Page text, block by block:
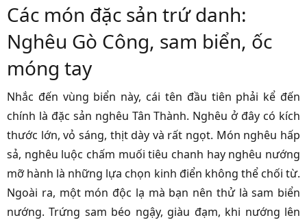
Các món đặc sản trứ danh:
Nghêu Gò Công, sam biển, ốc
móng tay
Nhắc đến vùng biển này, cái tên đầu tiên phải kể đến
chính là đặc sản nghêu Tân Thành. Nghêu ở đây có kích
thước lớn, vỏ sáng, thịt dày và rất ngọt. Món nghêu hấp
sả, nghêu luộc chấm muối tiêu chanh hay nghêu nướng
mỡ hành là những lựa chọn kinh điển không thể chối từ.
Ngoài ra, một món độc lạ mà bạn nên thử là sam biển
nướng. Trứng sam béo ngậy, giàu đạm, khi nướng lên